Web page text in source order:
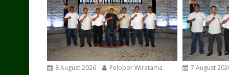
8 August 2026 Pelopor Wiratama 7 August